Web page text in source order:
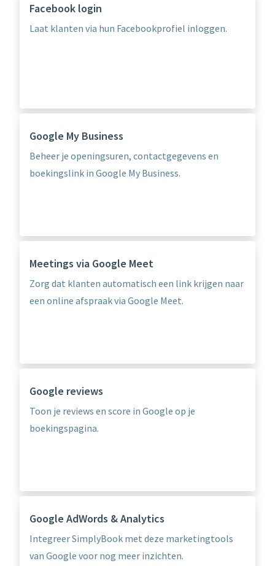
Facebook login
Laat klanten via hun Facebookprofiel inloggen.
Google My Business
Beheer je openingsuren, contactgegevens en
boekingslink in Google My Business.
Meetings via Google Meet
Zorg dat klanten automatisch een link krijgen naar
een online afspraak via Google Meet.
Google reviews
Toon je reviews en score in Google op je
boekingspagina.
Google AdWords & Analytics
Integreer SimplyBook met deze marketingtools
van Google voor nog meer inzichten.